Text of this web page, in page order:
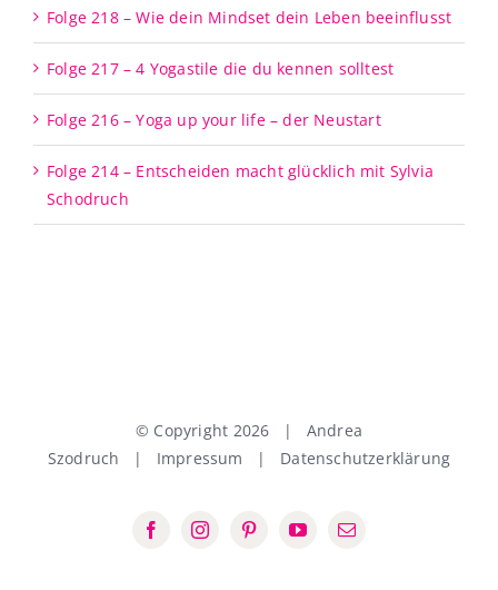
Folge 218 – Wie dein Mindset dein Leben beeinflusst
Folge 217 – 4 Yogastile die du kennen solltest
Folge 216 – Yoga up your life – der Neustart
Folge 214 – Entscheiden macht glücklich mit Sylvia
Schodruch
© Copyright 2026 | Andrea
Szodruch | Impressum | Datenschutzerklärung
FacebookInstagramPinterestYouTube
E-